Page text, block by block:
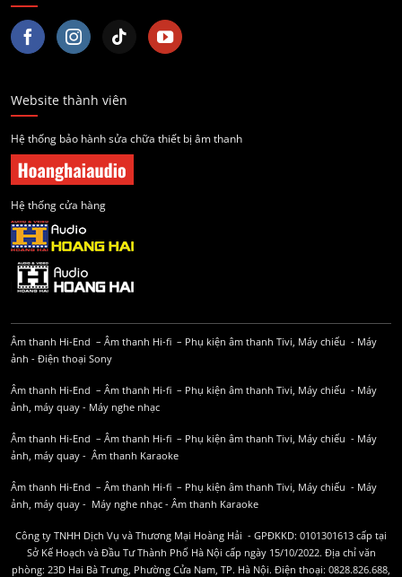
Website thành viên
Hệ thống bảo hành sửa chữa thiết bị âm thanh
Hệ thống cửa hàng
Âm thanh Hi-End – Âm thanh Hi-fi – Phụ kiện âm thanh Tivi, Máy chiếu - Máy
ảnh - Điện thoại Sony
Âm thanh Hi-End – Âm thanh Hi-fi – Phụ kiện âm thanh Tivi, Máy chiếu - Máy
ảnh, máy quay - Máy nghe nhạc
Âm thanh Hi-End – Âm thanh Hi-fi – Phụ kiện âm thanh Tivi, Máy chiếu - Máy
ảnh, máy quay - Âm thanh Karaoke
Âm thanh Hi-End – Âm thanh Hi-fi – Phụ kiện âm thanh Tivi, Máy chiếu - Máy
ảnh, máy quay - Máy nghe nhạc - Âm thanh Karaoke
Công ty TNHH Dịch Vụ và Thương Mại Hoàng Hải - GPĐKKD: 0101301613 cấp tại
Sở Kế Hoạch và Đầu Tư Thành Phố Hà Nội cấp ngày 15/10/2022. Địa chỉ văn
phòng: 23D Hai Bà Trưng, Phường Cửa Nam, TP. Hà Nội. Điện thoại: 0828.826.688,